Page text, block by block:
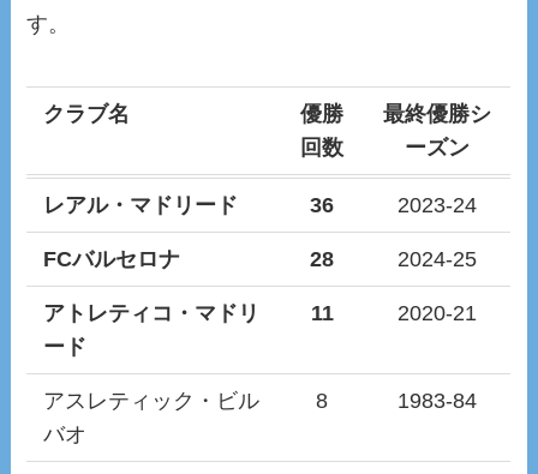
す。
クラブ名
優勝
回数
最終優勝シ
ーズン
レアル・マドリード 36 2023-24
FCバルセロナ 28 2024-25
アトレティコ・マドリ
ード
11 2020-21
アスレティック・ビル
バオ
8 1983-84